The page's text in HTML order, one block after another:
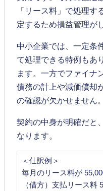
「リース料」で処理
定するため損益管理が
中小企業では、一定条
て処理できる特例もあ
ます。一方でファイナ
債務の計上や減価償却
の確認が欠かせません。
契約の中身が明確だと
なります。
＜仕訳例＞
毎月のリース料が
（借方）支払リース料